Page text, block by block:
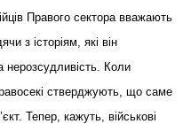
Правого сектора вважають
з історіям, які він
нерозсудливість. Коли
стверджують, що саме
Тепер, кажуть, військові